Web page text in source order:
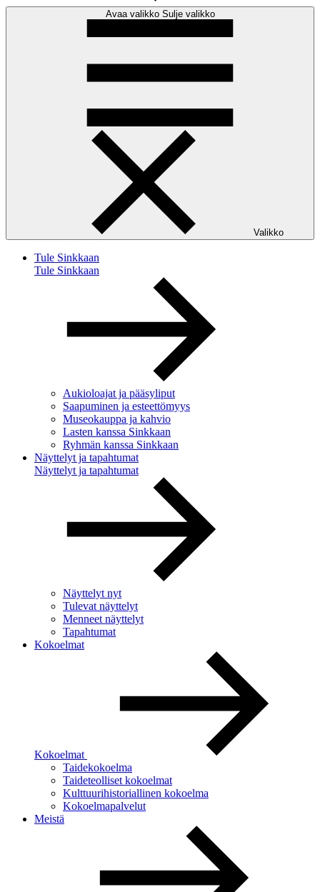
Avaa valikko Sulje valikko
Valikko
Tule Sinkkaan
Tule Sinkkaan
Aukioloajat ja pääsyliput
Saapuminen ja esteettömyys
Museokauppa ja kahvio
Lasten kanssa Sinkkaan
Ryhmän kanssa Sinkkaan
Näyttelyt ja tapahtumat
Näyttelyt ja tapahtumat
Näyttelyt nyt
Tulevat näyttelyt
Menneet näyttelyt
Tapahtumat
Kokoelmat
Kokoelmat
Taidekokoelma
Taideteolliset kokoelmat
Kulttuurihistoriallinen kokoelma
Kokoelmapalvelut
Meistä